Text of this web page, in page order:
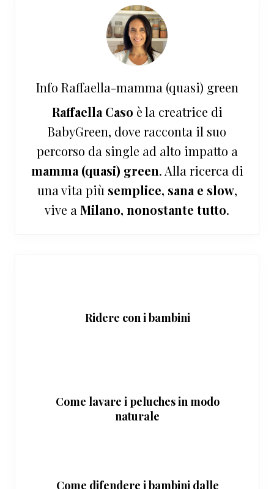
Info Raffaella-mamma (quasi) green
Raffaella Caso è la creatrice di
BabyGreen, dove racconta il suo
percorso da single ad alto impatto a
mamma (quasi) green. Alla ricerca di
una vita più semplice, sana e slow,
vive a Milano, nonostante tutto.
Ridere con i bambini
Come lavare i peluches in modo
naturale
Come difendere i bambini dalle